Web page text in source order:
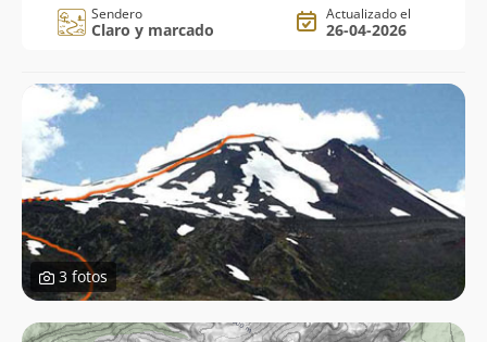
Sendero
Claro y marcado
Actualizado el
26-04-2026
3 fotos